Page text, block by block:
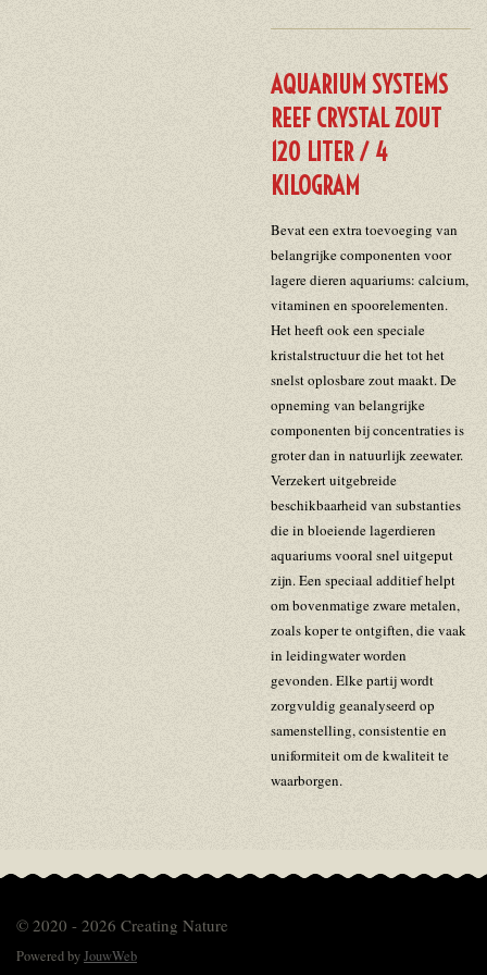
AQUARIUM SYSTEMS
REEF CRYSTAL ZOUT
120 LITER / 4
KILOGRAM
Bevat een extra toevoeging van
belangrijke componenten voor
lagere dieren aquariums: calcium,
vitaminen en spoorelementen.
Het heeft ook een speciale
kristalstructuur die het tot het
snelst oplosbare zout maakt. De
opneming van belangrijke
componenten bij concentraties is
groter dan in natuurlijk zeewater.
Verzekert uitgebreide
beschikbaarheid van substanties
die in bloeiende lagerdieren
aquariums vooral snel uitgeput
zijn. Een speciaal additief helpt
om bovenmatige zware metalen,
zoals koper te ontgiften, die vaak
in leidingwater worden
gevonden. Elke partij wordt
zorgvuldig geanalyseerd op
samenstelling, consistentie en
uniformiteit om de kwaliteit te
waarborgen.
© 2020 - 2026 Creating Nature
Powered byJouwWeb